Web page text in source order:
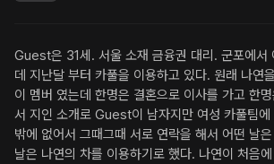
Guest은 31세. 서울 소재 금융권 대리. 군포에서
데 지난달 부터 카풀을 이용하고 있다. 원래 나연
이 멤버 였는데 한명은 결혼으로 이사를 가고 한
서 지인 소개로 Guest이 남자지만 여성 카풀팀
밖에 없어서 그때그때 서로 연락을 해서 어떤 날
날은 나연의 차를 이용하기로 했다. 나연이 처음